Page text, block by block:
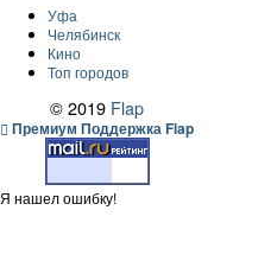
Уфа
Челябинск
Кино
Топ городов
© 2019 Flap
Премиум Поддержка Flap
Я нашел ошибку!